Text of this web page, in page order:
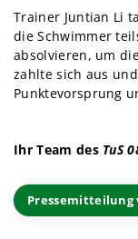
Trainer Juntian Li
die Schwimmer
absolvieren, um
zahlte sich aus
Punktevorsprung
Ihr Team des TuS
Pressemitteilung